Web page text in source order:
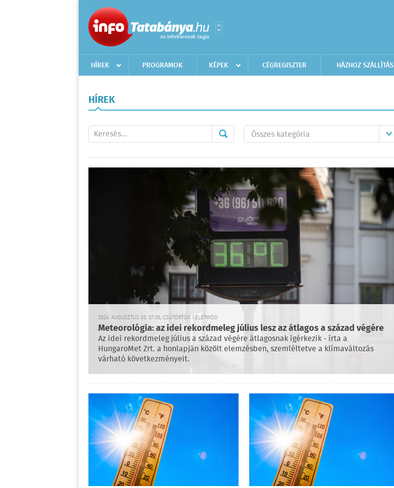
HÍREK PROGRAMOK KÉPEK CÉGREGISZTER HÁZHOZ SZÁLLÍTÁS
HÍREK
2024. AUGUSZTUS 08. 07:38, CSÜTÖRTÖK | ÉLETMÓD
Meteorológia: az idei rekordmeleg július lesz az átlagos a század végére
Az idei rekordmeleg július a század végére átlagosnak ígérkezik - írta a
HungaroMet Zrt. a honlapján közölt elemzésben, szemléltetve a klímaváltozás
várható következményeit.